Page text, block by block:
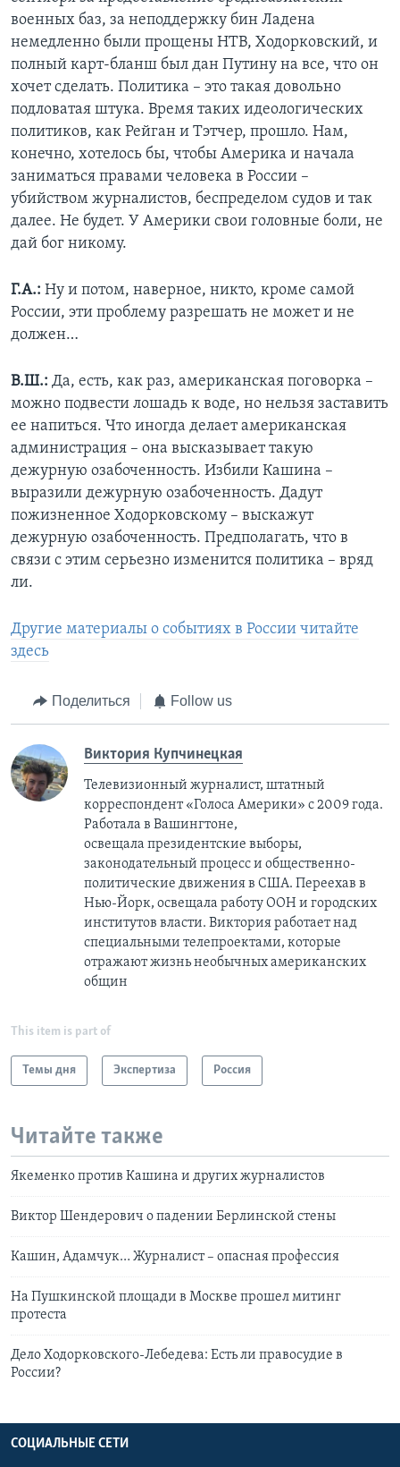
военных баз, за неподдержку бин Ладена
немедленно были прощены НТВ, Ходорковский, и
полный карт-бланш был дан Путину на все, что он
хочет сделать. Политика – это такая довольно
подловатая штука. Время таких идеологических
политиков, как Рейган и Тэтчер, прошло. Нам,
конечно, хотелось бы, чтобы Америка и начала
заниматься правами человека в России –
убийством журналистов, беспределом судов и так
далее. Не будет. У Америки свои головные боли, не
дай бог никому.
Г.А.: Ну и потом, наверное, никто, кроме самой
России, эти проблему разрешать не может и не
должен…
В.Ш.: Да, есть, как раз, американская поговорка –
можно подвести лошадь к воде, но нельзя заставить
ее напиться. Что иногда делает американская
администрация – она высказывает такую
дежурную озабоченность. Избили Кашина –
выразили дежурную озабоченность. Дадут
пожизненное Ходорковскому – выскажут
дежурную озабоченность. Предполагать, что в
связи с этим серьезно изменится политика – вряд
ли.
Другие материалы о событиях в России читайте
здесь
Поделиться Follow us
Виктория Купчинецкая
Телевизионный журналист, штатный
корреспондент «Голоса Америки» с 2009 года.
Работала в Вашингтоне,
освещала президентские выборы,
законодательный процесс и общественно-
политические движения в США. Переехав в
Нью-Йорк, освещала работу ООН и городских
институтов власти. Виктория работает над
специальными телепроектами, которые
отражают жизнь необычных американских
общин
This item is part of
Темы дня Экспертиза Россия
Читайте также
Якеменко против Кашина и других журналистов
Виктор Шендерович о падении Берлинской стены
Кашин, Адамчук… Журналист – опасная профессия
На Пушкинской площади в Москве прошел митинг
протеста
Дело Ходорковского-Лебедева: Есть ли правосудие в
России?
СОЦИАЛЬНЫЕ СЕТИ